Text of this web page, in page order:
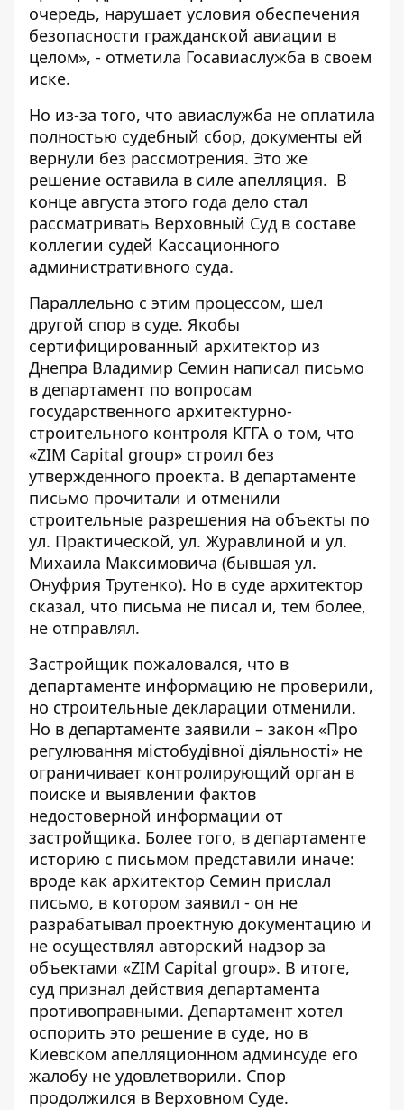
очередь, нарушает условия обеспечения
безопасности гражданской авиации в
целом», - отметила Госавиаслужба в своем
иске.
Но из-за того, что авиаслужба не оплатила
полностью судебный сбор, документы ей
вернули без рассмотрения. Это же
решение оставила в силе апелляция. В
конце августа этого года дело стал
рассматривать Верховный Суд в составе
коллегии судей Кассационного
административного суда.
Параллельно с этим процессом, шел
другой спор в суде. Якобы
сертифицированный архитектор из
Днепра Владимир Семин написал письмо
в департамент по вопросам
государственного архитектурно-
строительного контроля КГГА о том, что
«ZIM Capital group» строил без
утвержденного проекта. В департаменте
письмо прочитали и отменили
строительные разрешения на объекты по
ул. Практической, ул. Журавлиной и ул.
Михаила Максимовича (бывшая ул.
Онуфрия Трутенко). Но в суде архитектор
сказал, что письма не писал и, тем более,
не отправлял.
Застройщик пожаловался, что в
департаменте информацию не проверили,
но строительные декларации отменили.
Но в департаменте заявили – закон «Про
регулювання містобудівної діяльності» не
ограничивает контролирующий орган в
поиске и выявлении фактов
недостоверной информации от
застройщика. Более того, в департаменте
историю с письмом представили иначе:
вроде как архитектор Семин прислал
письмо, в котором заявил - он не
разрабатывал проектную документацию и
не осуществлял авторский надзор за
объектами «ZIM Capital group». В итоге,
суд признал действия департамента
противоправными. Департамент хотел
оспорить это решение в суде, но в
Киевском апелляционном админсуде его
жалобу не удовлетворили. Спор
продолжился в Верховном Суде.